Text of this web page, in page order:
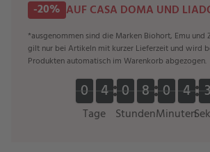
-20% AUF CASA DOMA UND
*ausgenommen sind die Marken Biohort, Emu und
gilt nur bei Artikeln mit kurzer Lieferzeit und wird
Produkten automatisch im Warenkorb abgezogen.
Tage
0
0
0
0 4
4
4
4
Stunden
0
0
0
0 8
8
8
8
Minuten
0
0
0
0 4
4
4
4 2
3
3